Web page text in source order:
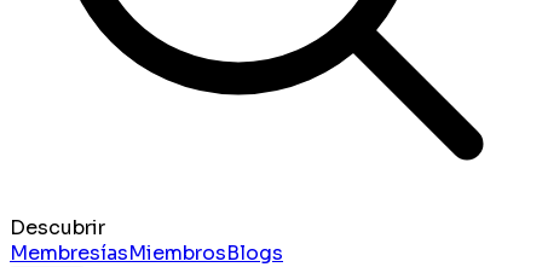
Descubrir
MembresíasMiembrosBlogs